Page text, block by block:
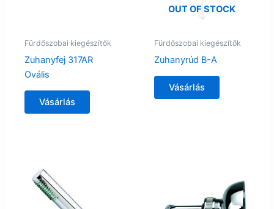
Fürdőszobai kiegészítők
Zuhanyfej 317AR
Ovális
Vásárlás
OUT OF STOCK
Fürdőszobai kiegészítők
Zuhanyrúd B-A
Vásárlás